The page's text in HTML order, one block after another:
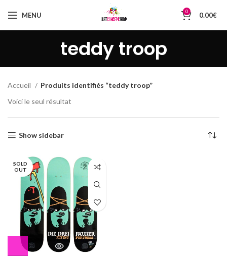
MENU 0 0.00€
teddy troop
Accueil
Produits identifiés “teddy troop”
Voici le seul résultat
Show sidebar
SOLD
OUT